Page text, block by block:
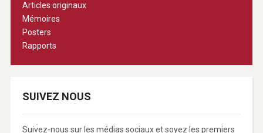
Articles originaux
Mémoires
Posters
Rapports
SUIVEZ NOUS
Suivez-nous sur les médias sociaux et soyez les premiers